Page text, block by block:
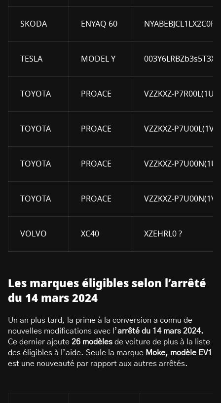
SKODA ENYAQ 60
TESLA MODEL Y 003Y6LRBZb3s5T3X
TOYOTA PROACE VZZKXZ-P7R00L(1U)
TOYOTA PROACE VZZKXZ-P7U00L(1V)
TOYOTA PROACE VZZKXZ-P7U00N(1U)
TOYOTA PROACE VZZKXZ-P7U00N(1V)
VOLVO XC40 XZEHRL0 ?
Les marques éligibles selon l’arrêté
du 14 mars 2024
Un an plus tard, la prime à la conversion a connu de
nouvelles modifications avec l’arrêté du 14 mars 2024.
Ce dernier ajoute 26 modèles de voiture de plus à la liste
des éligibles à l’aide. Seule la marque Moke, modèle EV1
est une nouveauté par rapport aux autres arrêtés.